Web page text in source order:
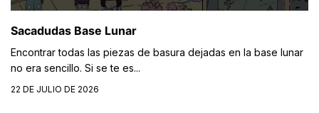
Sacadudas Base Lunar
Encontrar todas las piezas de basura dejadas en la base lunar
no era sencillo. Si se te es...
22 DE JULIO DE 2026